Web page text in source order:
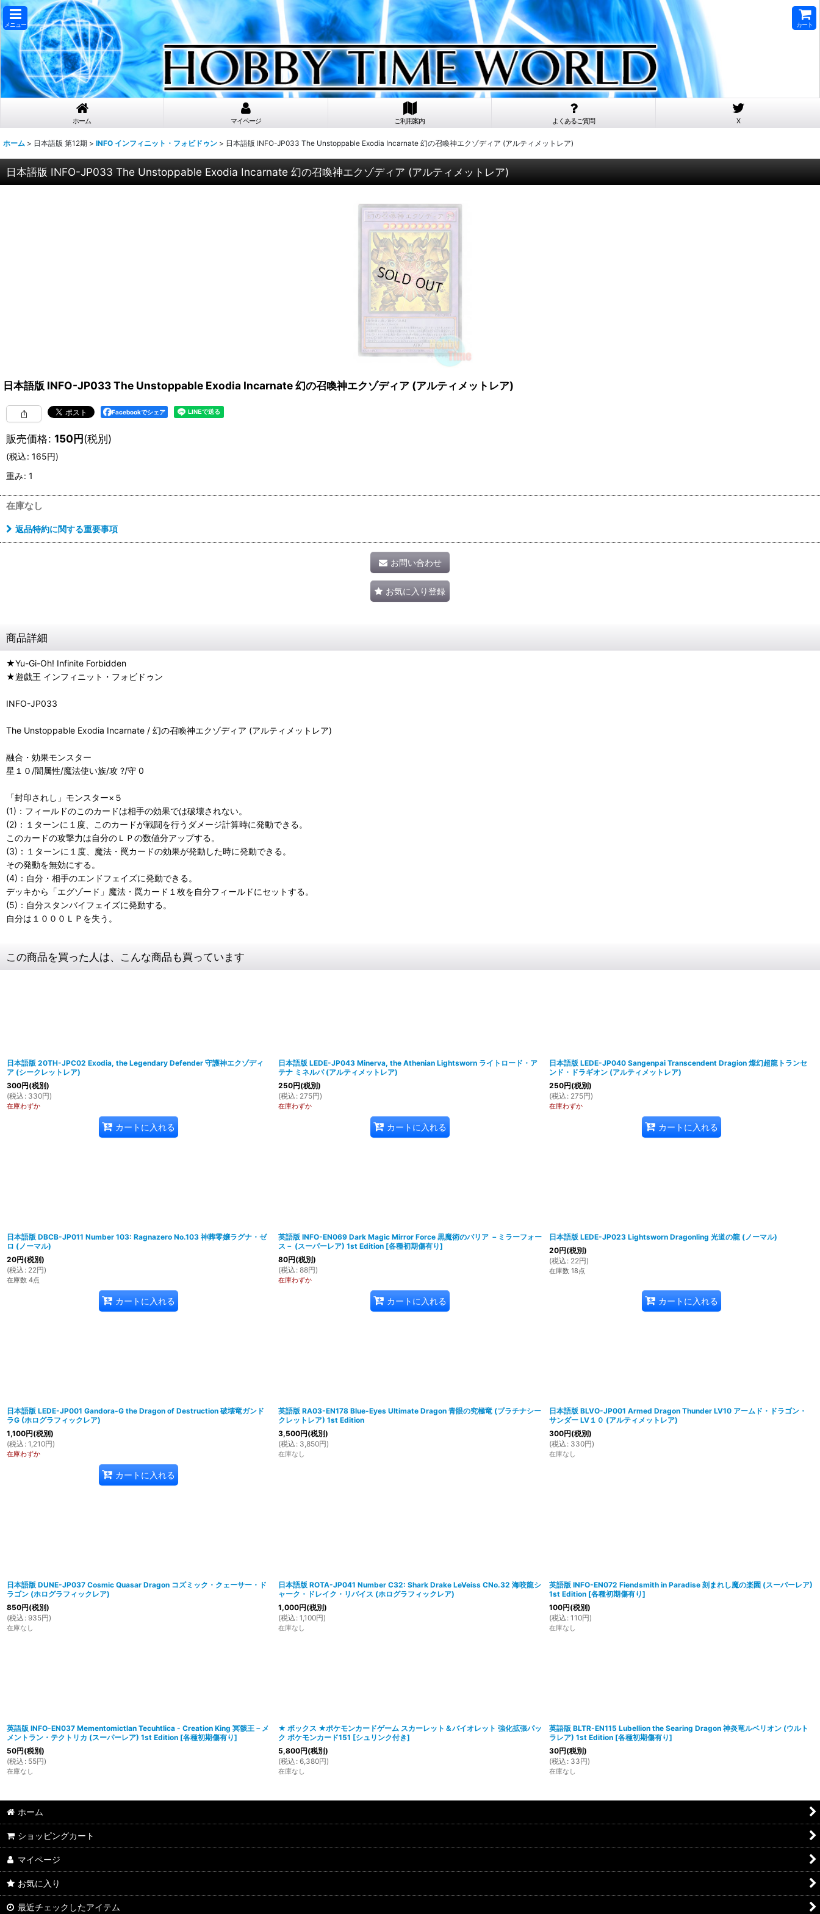
メニュー カート
ホーム マイページ ご利用案内 よくあるご質問 X
ホーム > 日本語版 第12期 > INFO インフィニット・フォビドゥン > 日本語版 INFO-JP033 The Unstoppable Exodia Incarnate 幻の召喚神エクゾディア (アルティメットレア)
日本語版 INFO-JP033 The Unstoppable Exodia Incarnate 幻の召喚神エクゾディア (アルティメットレア)
日本語版 INFO-JP033 The Unstoppable Exodia Incarnate 幻の召喚神エクゾディア (アルティメットレア)
Facebookでシェア
販売価格: 150円(税別)
(税込: 165円)
重み: 1
在庫なし
返品特約に関する重要事項
お問い合わせ
お気に入り登録
商品詳細
★Yu-Gi-Oh! Infinite Forbidden
★遊戯王 インフィニット・フォビドゥン
INFO-JP033
The Unstoppable Exodia Incarnate / 幻の召喚神エクゾディア (アルティメットレア)
融合・効果モンスター
星１０/闇属性/魔法使い族/攻 ?/守 0
「封印されし」モンスター×５
(1)：フィールドのこのカードは相手の効果では破壊されない。
(2)：１ターンに１度、このカードが戦闘を行うダメージ計算時に発動できる。
このカードの攻撃力は自分のＬＰの数値分アップする。
(3)：１ターンに１度、魔法・罠カードの効果が発動した時に発動できる。
その発動を無効にする。
(4)：自分・相手のエンドフェイズに発動できる。
デッキから「エグゾード」魔法・罠カード１枚を自分フィールドにセットする。
(5)：自分スタンバイフェイズに発動する。
自分は１０００ＬＰを失う。
この商品を買った人は、こんな商品も買っています
日本語版 20TH-JPC02 Exodia, the Legendary Defender 守護神エクゾディ
ア (シークレットレア)
300円(税別)
(税込 : 330円)
在庫わずか
カートに入れる
日本語版 LEDE-JP043 Minerva, the Athenian Lightsworn ライトロード・ア
テナ ミネルバ (アルティメットレア)
250円(税別)
(税込 : 275円)
在庫わずか
カートに入れる
日本語版 LEDE-JP040 Sangenpai Transcendent Dragion 燦幻超龍トランセ
ンド・ドラギオン (アルティメットレア)
250円(税別)
(税込 : 275円)
在庫わずか
カートに入れる
日本語版 DBCB-JP011 Number 103: Ragnazero No.103 神葬零嬢ラグナ・ゼ
ロ (ノーマル)
20円(税別)
(税込 : 22円)
在庫数 4点
カートに入れる
英語版 INFO-EN069 Dark Magic Mirror Force 黒魔術のバリア －ミラーフォー
ス－ (スーパーレア) 1st Edition [各種初期傷有り]
80円(税別)
(税込 : 88円)
在庫わずか
カートに入れる
日本語版 LEDE-JP023 Lightsworn Dragonling 光道の龍 (ノーマル)
20円(税別)
(税込 : 22円)
在庫数 18点
カートに入れる
日本語版 LEDE-JP001 Gandora-G the Dragon of Destruction 破壊竜ガンド
ラG (ホログラフィックレア)
1,100円(税別)
(税込 : 1,210円)
在庫わずか
カートに入れる
英語版 RA03-EN178 Blue-Eyes Ultimate Dragon 青眼の究極竜 (プラチナシー
クレットレア) 1st Edition
3,500円(税別)
(税込 : 3,850円)
在庫なし
日本語版 BLVO-JP001 Armed Dragon Thunder LV10 アームド・ドラゴン・
サンダー LV１０ (アルティメットレア)
300円(税別)
(税込 : 330円)
在庫なし
日本語版 DUNE-JP037 Cosmic Quasar Dragon コズミック・クェーサー・ド
ラゴン (ホログラフィックレア)
850円(税別)
(税込 : 935円)
在庫なし
日本語版 ROTA-JP041 Number C32: Shark Drake LeVeiss CNo.32 海咬龍シ
ャーク・ドレイク・リバイス (ホログラフィックレア)
1,000円(税別)
(税込 : 1,100円)
在庫なし
英語版 INFO-EN072 Fiendsmith in Paradise 刻まれし魔の楽園 (スーパーレア)
1st Edition [各種初期傷有り]
100円(税別)
(税込 : 110円)
在庫なし
英語版 INFO-EN037 Mementomictlan Tecuhtlica - Creation King 冥骸王－メ
メントラン・テクトリカ (スーパーレア) 1st Edition [各種初期傷有り]
50円(税別)
(税込 : 55円)
在庫なし
★ ボックス ★ポケモンカードゲーム スカーレット＆バイオレット 強化拡張パッ
ク ポケモンカード151 [シュリンク付き]
5,800円(税別)
(税込 : 6,380円)
在庫なし
英語版 BLTR-EN115 Lubellion the Searing Dragon 神炎竜ルベリオン (ウルト
ラレア) 1st Edition [各種初期傷有り]
30円(税別)
(税込 : 33円)
在庫なし
ホーム
ショッピングカート
マイページ
お気に入り
最近チェックしたアイテム